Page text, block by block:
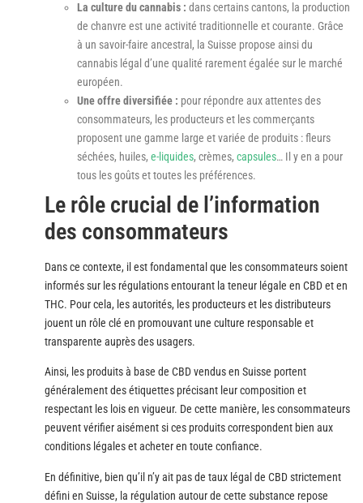
La culture du cannabis : dans certains cantons, la production
de chanvre est une activité traditionnelle et courante. Grâce
à un savoir-faire ancestral, la Suisse propose ainsi du
cannabis légal d’une qualité rarement égalée sur le marché
européen.
Une offre diversifiée : pour répondre aux attentes des
consommateurs, les producteurs et les commerçants
proposent une gamme large et variée de produits : fleurs
séchées, huiles, e-liquides, crèmes, capsules… Il y en a pour
tous les goûts et toutes les préférences.
Le rôle crucial de l’information
des consommateurs
Dans ce contexte, il est fondamental que les consommateurs soient
informés sur les régulations entourant la teneur légale en CBD et en
THC. Pour cela, les autorités, les producteurs et les distributeurs
jouent un rôle clé en promouvant une culture responsable et
transparente auprès des usagers.
Ainsi, les produits à base de CBD vendus en Suisse portent
généralement des étiquettes précisant leur composition et
respectant les lois en vigueur. De cette manière, les consommateurs
peuvent vérifier aisément si ces produits correspondent bien aux
conditions légales et acheter en toute confiance.
En définitive, bien qu’il n’y ait pas de taux légal de CBD strictement
défini en Suisse, la régulation autour de cette substance repose